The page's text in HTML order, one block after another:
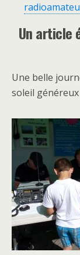
Un article
Une belle
soleil généreux